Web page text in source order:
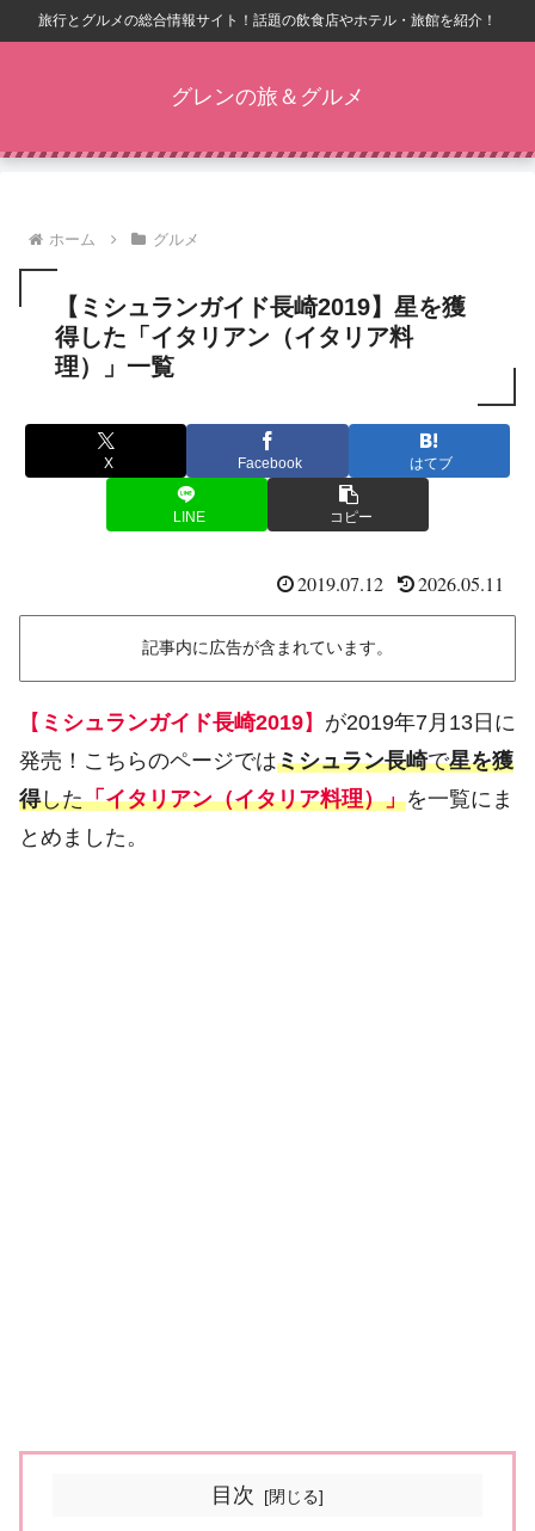
旅行とグルメの総合情報サイト！話題の飲食店やホテル・旅館を紹介！
グレンの旅＆グルメ
ホーム グルメ
【ミシュランガイド長崎2019】星を獲
得した「イタリアン（イタリア料
理）」一覧
X Facebook はてブ
LINE コピー
2019.07.12 2026.05.11
記事内に広告が含まれています。
【 ミシュランガイド長崎2019】 が2019年7月13日に
発売！こちらのページではミシュラン長崎で星を獲
得した「イタリアン（イタリア料理）」を一覧にま
とめました。
目次